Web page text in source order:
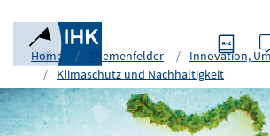
Home Themenfelder
Innovation,
Klimaschutz und Nachhaltigkeit